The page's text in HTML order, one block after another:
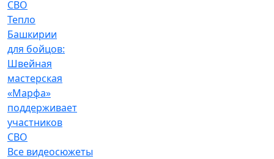
Тепло
Башкирии
для бойцов:
Швейная
мастерская
«Марфа»
поддерживает
участников
СВО
Все видеосюжеты